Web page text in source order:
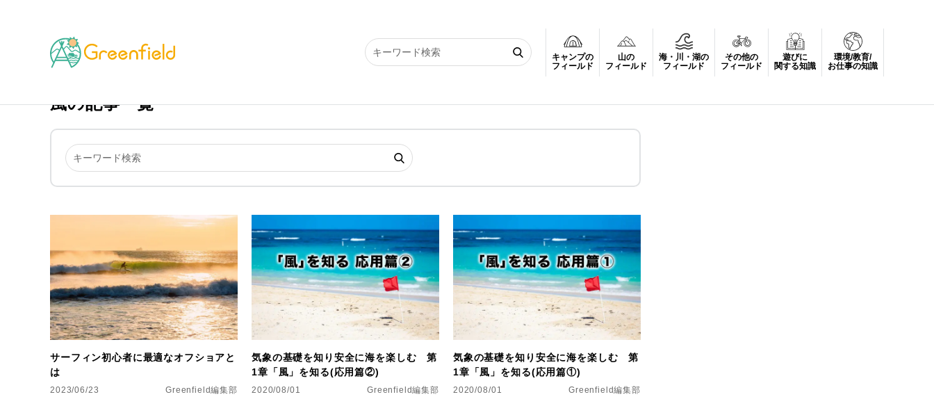
キャンプの
フィールド
山の
フィールド
海・川・湖の
フィールド
その他の
フィールド
遊びに
関する知識
環境/教育/
お仕事の知識
TOP 風
風の記事一覧
サーフィン初心者に最適なオフショアと
は
2023/06/23 Greenfield編集部
気象の基礎を知り安全に海を楽しむ 第
1章「風」を知る(応用篇②)
2020/08/01 Greenfield編集部
気象の基礎を知り安全に海を楽しむ 第
1章「風」を知る(応用篇①)
2020/08/01 Greenfield編集部